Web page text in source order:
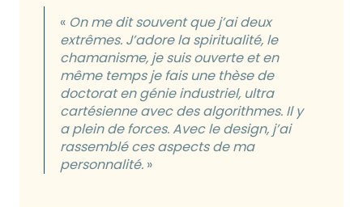
« On me dit souvent que j’ai deux
extrêmes. J’adore la spiritualité, le
chamanisme, je suis ouverte et en
même temps je fais une thèse de
doctorat en génie industriel, ultra
cartésienne avec des algorithmes. Il y
a plein de forces. Avec le design, j’ai
rassemblé ces aspects de ma
personnalité. »